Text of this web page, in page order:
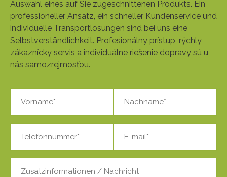
Auswahl eines auf Sie zugeschnittenen Produkts. Ein
professioneller Ansatz, ein schneller Kundenservice und
individuelle Transportlösungen sind bei uns eine
Selbstverständlichkeit. Profesionálny prístup, rýchly
zákaznícky servis a individuálne riešenie dopravy sú u
nás samozrejmosťou.